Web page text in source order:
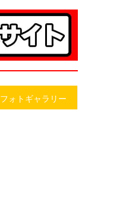
フォトギャラリー